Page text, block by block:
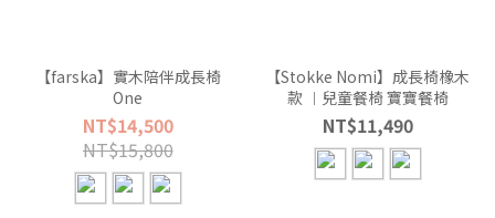
【farska】實木陪伴成長椅
One
NT$14,500
NT$15,800
【Stokke Nomi】成長椅橡木
款 ︱兒童餐椅 寶寶餐椅
NT$11,490